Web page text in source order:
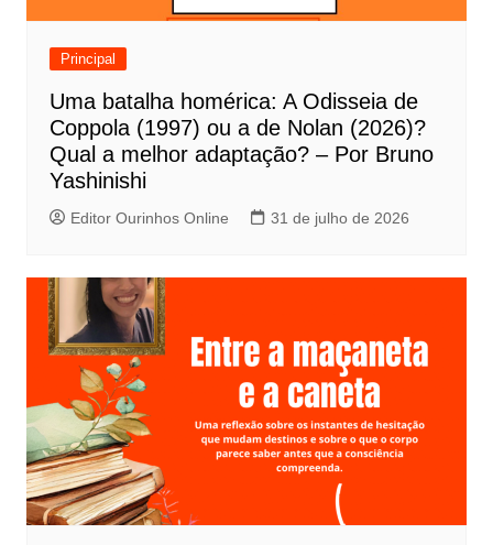
d
Principal
Uma batalha homérica: A Odisseia de
Coppola (1997) ou a de Nolan (2026)?
Qual a melhor adaptação? – Por Bruno
Yashinishi
Editor Ourinhos Online 31 de julho de 2026